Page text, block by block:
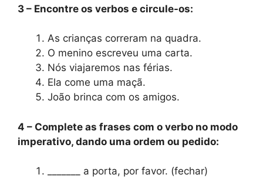
3 – Encontre os verbos e circule-os:
As crianças correram na quadra.
O menino escreveu uma carta.
Nós viajaremos nas férias.
Ela come uma maçã.
João brinca com os amigos.
4 – Complete as frases com o verbo no modo
imperativo, dando uma ordem ou pedido:
_______ a porta, por favor. (fechar)